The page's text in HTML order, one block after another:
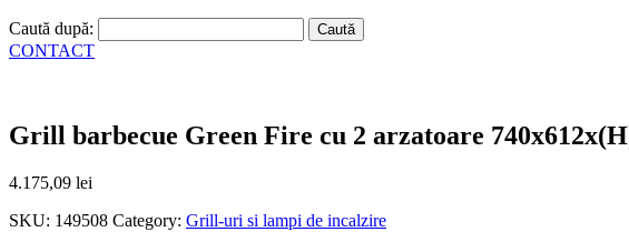
Caută după:
CONTACT
Grill barbecue Green Fire cu 2 arzatoare
4.175,09 lei
SKU: 149508 Category: Grill-uri si lampi de incalzire